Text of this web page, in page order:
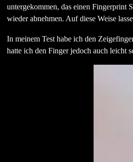
untergekommen, das einen Fingerprint
wieder abnehmen. Auf diese Weise
In meinem Test habe ich den
hatte ich den Finger jedoch auch leicht